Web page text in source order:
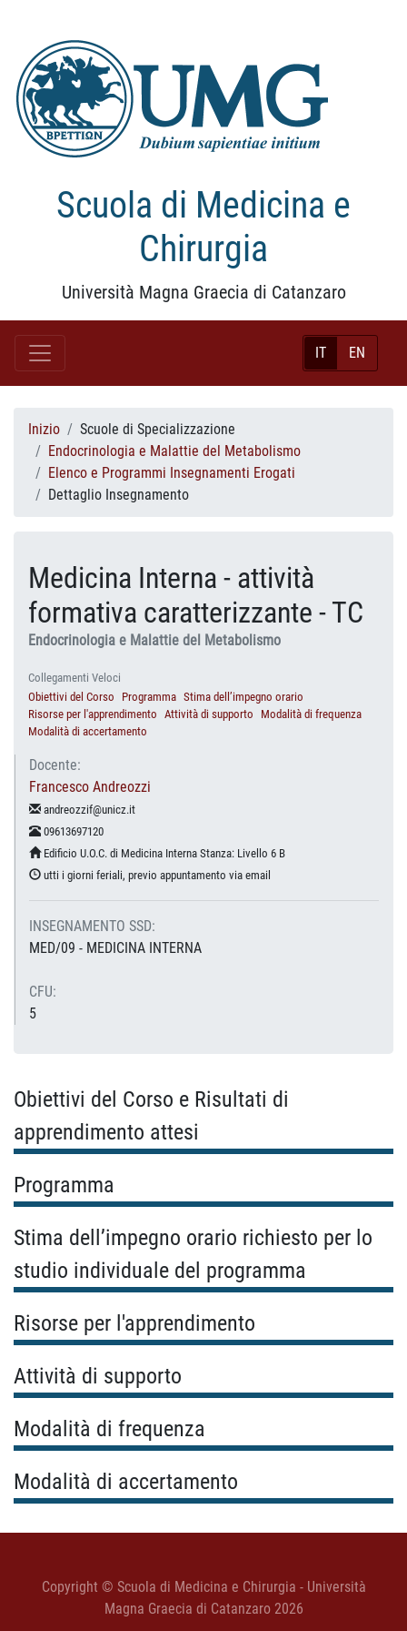
Scuola di Medicina e
Chirurgia
Università Magna Graecia di Catanzaro
IT EN
Inizio
Scuole di Specializzazione
Endocrinologia e Malattie del Metabolismo
Elenco e Programmi Insegnamenti Erogati
Dettaglio Insegnamento
Medicina Interna - attività
formativa caratterizzante - TC
Endocrinologia e Malattie del Metabolismo
Collegamenti Veloci
Obiettivi del Corso
Programma Stima dell’impegno orario
Risorse per l'apprendimento Attività di supporto
Modalità di frequenza
Modalità di accertamento
Docente:
Francesco Andreozzi
andreozzif@unicz.it
09613697120
Edificio U.O.C. di Medicina Interna Stanza: Livello 6 B
utti i giorni feriali, previo appuntamento via email
INSEGNAMENTO SSD:
MED/09 - MEDICINA INTERNA
CFU:
5
Obiettivi del Corso e Risultati di
apprendimento attesi
Programma
Stima dell’impegno orario richiesto per lo
studio individuale del programma
Risorse per l'apprendimento
Attività di supporto
Modalità di frequenza
Modalità di accertamento
Copyright © Scuola di Medicina e Chirurgia - Università
Magna Graecia di Catanzaro 2026